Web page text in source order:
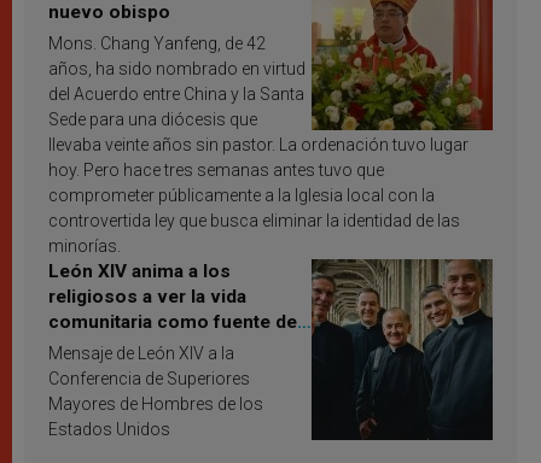
nuevo obispo
Mons. Chang Yanfeng, de 42
años, ha sido nombrado en virtud
del Acuerdo entre China y la Santa
Sede para una diócesis que
llevaba veinte años sin pastor. La ordenación tuvo lugar
hoy. Pero hace tres semanas antes tuvo que
comprometer públicamente a la Iglesia local con la
controvertida ley que busca eliminar la identidad de las
minorías.
León XIV anima a los
religiosos a ver la vida
comunitaria como fuente de
inspiración y santificación
Mensaje de León XIV a la
Conferencia de Superiores
Mayores de Hombres de los
Estados Unidos